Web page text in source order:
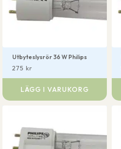
Utbyteslysrör 36 W Philips
275 kr
LÄGG I VARUKORG